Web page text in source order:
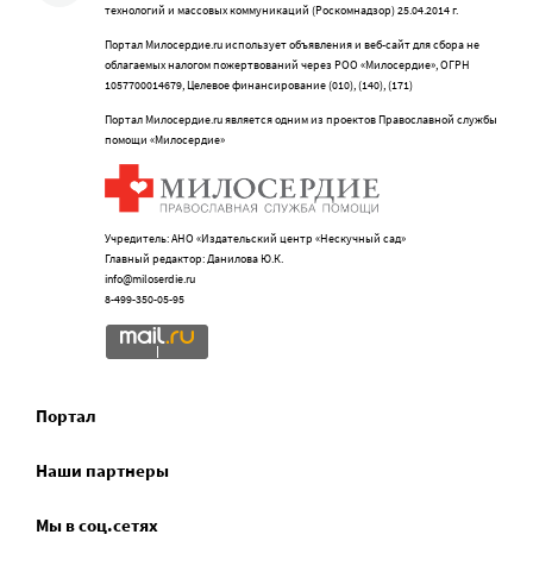
технологий и массовых коммуникаций (Роскомнадзор) 25.04.2014 г.
Портал Милосердие.ru использует объявления и веб-сайт для сбора не
облагаемых налогом пожертвований через РОО «Милосердие», ОГРН
1057700014679, Целевое финансирование (010), (140), (171)
Портал Милосердие.ru является одним из проектов Православной службы
помощи «Милосердие»
Учредитель: АНО «Издательский центр «Нескучный сад»
Главный редактор: Данилова Ю.К.
info@miloserdie.ru
8-499-350-05-95
Портал
Наши партнеры
Мы в соц.сетях